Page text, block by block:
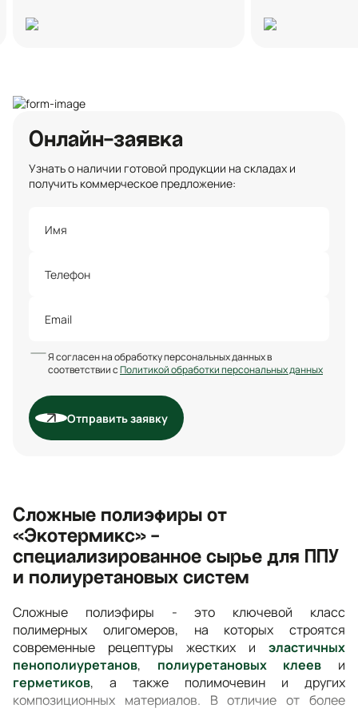
Онлайн-заявка
Узнать о наличии готовой продукции на складах и
получить коммерческое предложение:
Я согласен на обработку персональных данных в
соответствии сПолитикой обработки персональных данных
Отправить заявку
Сложные полиэфиры от
«Экотермикс» -
специализированное сырье для ППУ
и полиуретановых систем
Сложные полиэфиры - это ключевой класс
полимерных олигомеров, на которых строятся
современные рецептуры жестких и эластичных
пенополиуретанов, полиуретановых клеев и
герметиков, а также полимочевин и других
композиционных материалов. В отличие от более